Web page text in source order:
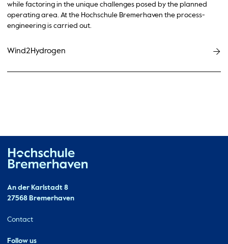
while factoring in the unique challenges posed by the planned
operating area. At the Hochschule Bremerhaven the process-
engineering is carried out.
Wind2Hydrogen
Contact
An der Karlstadt 8
27568 Bremerhaven
Ressourcen
Contact
Follow us